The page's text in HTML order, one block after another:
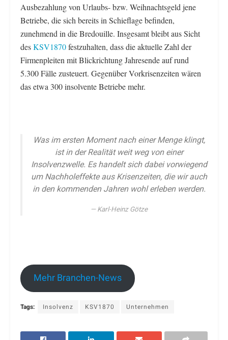
Ausbezahlung von Urlaubs- bzw. Weihnachtsgeld jene
Betriebe, die sich bereits in Schieflage befinden,
zunehmend in die Bredouille. Insgesamt bleibt aus Sicht
desKSV1870festzuhalten, dass die aktuelle Zahl der
Firmenpleiten mit Blickrichtung Jahresende auf rund
5.300 Fälle zusteuert. Gegenüber Vorkrisenzeiten wären
das etwa 300 insolvente Betriebe mehr.
Was im ersten Moment nach einer Menge klingt,
ist in der Realität weit weg von einer
Insolvenzwelle. Es handelt sich dabei vorwiegend
um Nachholeffekte aus Krisenzeiten, die wir auch
in den kommenden Jahren wohl erleben werden.
Karl-Heinz Götze
Mehr Branchen-News
Tags: Insolvenz KSV1870 Unternehmen